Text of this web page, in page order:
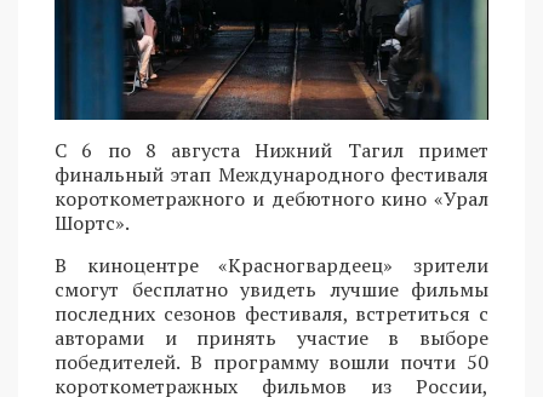
С 6 по 8 августа Нижний Тагил примет
финальный этап Международного фестиваля
короткометражного и дебютного кино «Урал
Шортс».
В киноцентре «Красногвардеец» зрители
смогут бесплатно увидеть лучшие фильмы
последних сезонов фестиваля, встретиться с
авторами и принять участие в выборе
победителей. В программу вошли почти 50
короткометражных фильмов из России,